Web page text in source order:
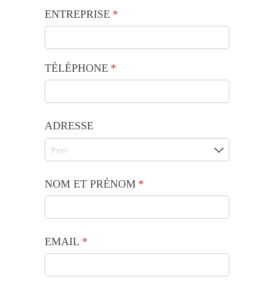
ENTREPRISE *
(requis)
TÉLÉPHONE *
(requis)
ADRESSE
NOM ET PRÉNOM *
(requis)
EMAIL *
(requis)